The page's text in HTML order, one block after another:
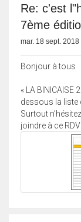
Re: c'est
7ème
mar. 18 sept. 2018
Bonjour à tous
« LA
dessous la liste
Surtout
joindre à ce